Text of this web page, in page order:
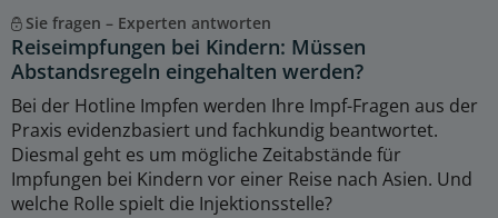
Sie fragen – Experten antworten
Reiseimpfungen bei Kindern: Müssen
Abstandsregeln eingehalten werden?
Bei der Hotline Impfen werden Ihre Impf-Fragen aus der
Praxis evidenzbasiert und fachkundig beantwortet.
Diesmal geht es um mögliche Zeitabstände für
Impfungen bei Kindern vor einer Reise nach Asien. Und
welche Rolle spielt die Injektionsstelle?